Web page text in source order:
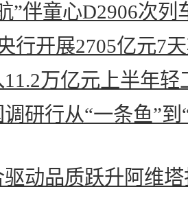
”伴童心D2906次
行开展2705亿元7
万亿元上半年
研行从“一条鱼”
动品质跃升阿维